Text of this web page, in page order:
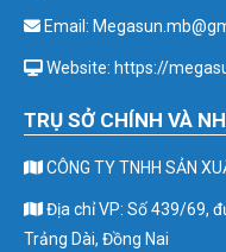
Email:
Website: https://
TRỤ SỞ CHÍNH VÀ
CÔNG TY TNHH SẢN
Địa chỉ VP: Số 439/69,
Trảng Dài, Đồng Nai